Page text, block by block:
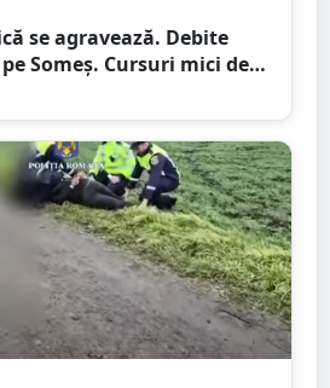
se agravează. Debite
Someș. Cursuri mici de